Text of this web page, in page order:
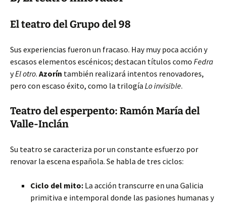
El teatro del Grupo del 98
Sus experiencias fueron un fracaso. Hay muy poca acción y
escasos elementos escénicos; destacan títulos como Fedra
yEl otro. Azorín también realizará intentos renovadores,
pero con escaso éxito, como la trilogía Lo invisible.
Teatro del esperpento: Ramón María del
Valle-Inclán
Su teatro se caracteriza por un constante esfuerzo por
renovar la escena española. Se habla de tres ciclos:
Ciclo del mito: La acción transcurre en una Galicia
primitiva e intemporal donde las pasiones humanas y